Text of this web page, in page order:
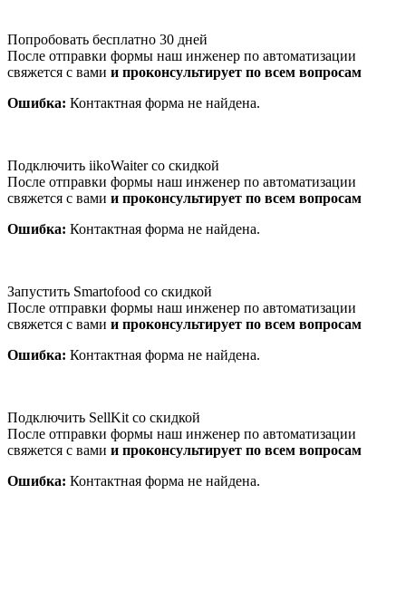
Попробовать бесплатно 30 дней
После отправки формы наш инженер по автоматизации
свяжется с вами и проконсультирует по всем вопросам
Ошибка: Контактная форма не найдена.
Подключить iikoWaiter со скидкой
После отправки формы наш инженер по автоматизации
свяжется с вами и проконсультирует по всем вопросам
Ошибка: Контактная форма не найдена.
Запустить Smartofood со скидкой
После отправки формы наш инженер по автоматизации
свяжется с вами и проконсультирует по всем вопросам
Ошибка: Контактная форма не найдена.
Подключить SellKit со скидкой
После отправки формы наш инженер по автоматизации
свяжется с вами и проконсультирует по всем вопросам
Ошибка: Контактная форма не найдена.